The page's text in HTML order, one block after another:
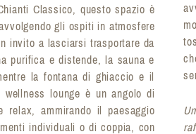
Classico, questo spazio è
gli ospiti in atmosfere
invito a lasciarsi trasportare da
purifica e distende, la sauna e
la fontana di ghiaccio e il
lounge è un angolo di
ammirando il paesaggio
individuali o di coppia, con